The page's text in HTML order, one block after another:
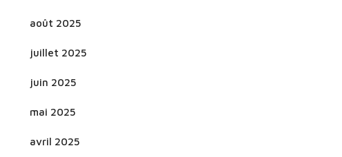
août 2025
juillet 2025
juin 2025
mai 2025
avril 2025